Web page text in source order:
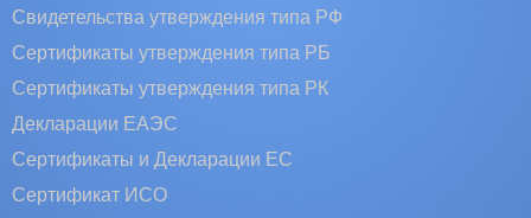
Свидетельства утверждения типа РФ
Сертификаты утверждения типа РБ
Сертификаты утверждения типа РК
Декларации ЕАЭС
Сертификаты и Декларации EC
Сертификат ИСО